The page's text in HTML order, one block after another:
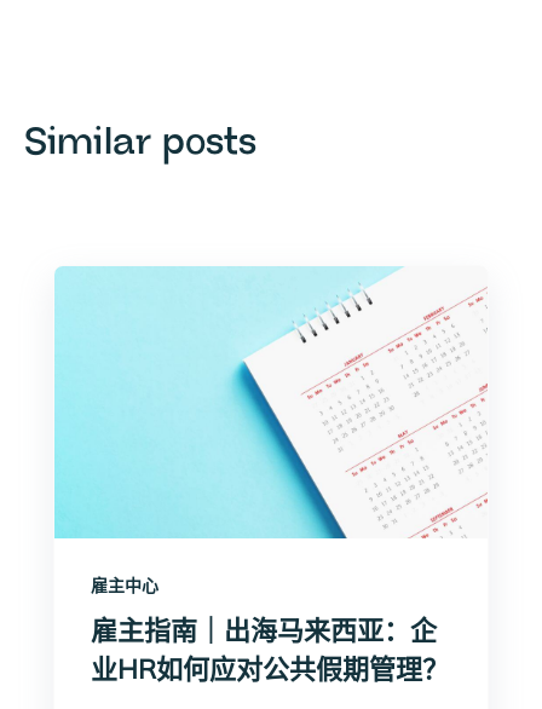
Similar posts
雇主中心
雇主指南｜出海马来西亚：企
业HR如何应对公共假期管理？